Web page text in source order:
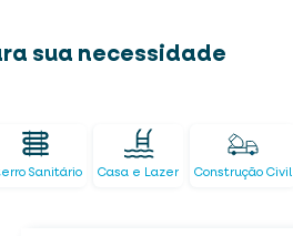
sua necessidade
Sanitário Casa e Lazer Construção Civil